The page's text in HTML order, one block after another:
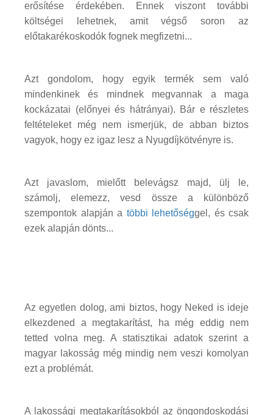
erősítése érdekében. Ennek viszont további
költségei lehetnek, amit végső soron az
előtakarékoskodók fognek megfizetni...
Azt gondolom, hogy egyik termék sem való
mindenkinek és mindnek megvannak a maga
kockázatai (előnyei és hátrányai). Bár e részletes
feltételeket még nem ismerjük, de abban biztos
vagyok, hogy ez igaz lesz a Nyugdíjkötvényre is.
Azt javaslom, mielőtt belevágsz majd, ülj le,
számolj, elemezz, vesd össze a különböző
szempontok alapján a többi lehetőséggel, és csak
ezek alapján dönts...
Az egyetlen dolog, ami biztos, hogy Neked is ideje
elkezdened a megtakarítást, ha még eddig nem
tetted volna meg. A statisztikai adatok szerint a
magyar lakosság még mindig nem veszi komolyan
ezt a problémát.
A lakossági megtakarításokból az öngondoskodási